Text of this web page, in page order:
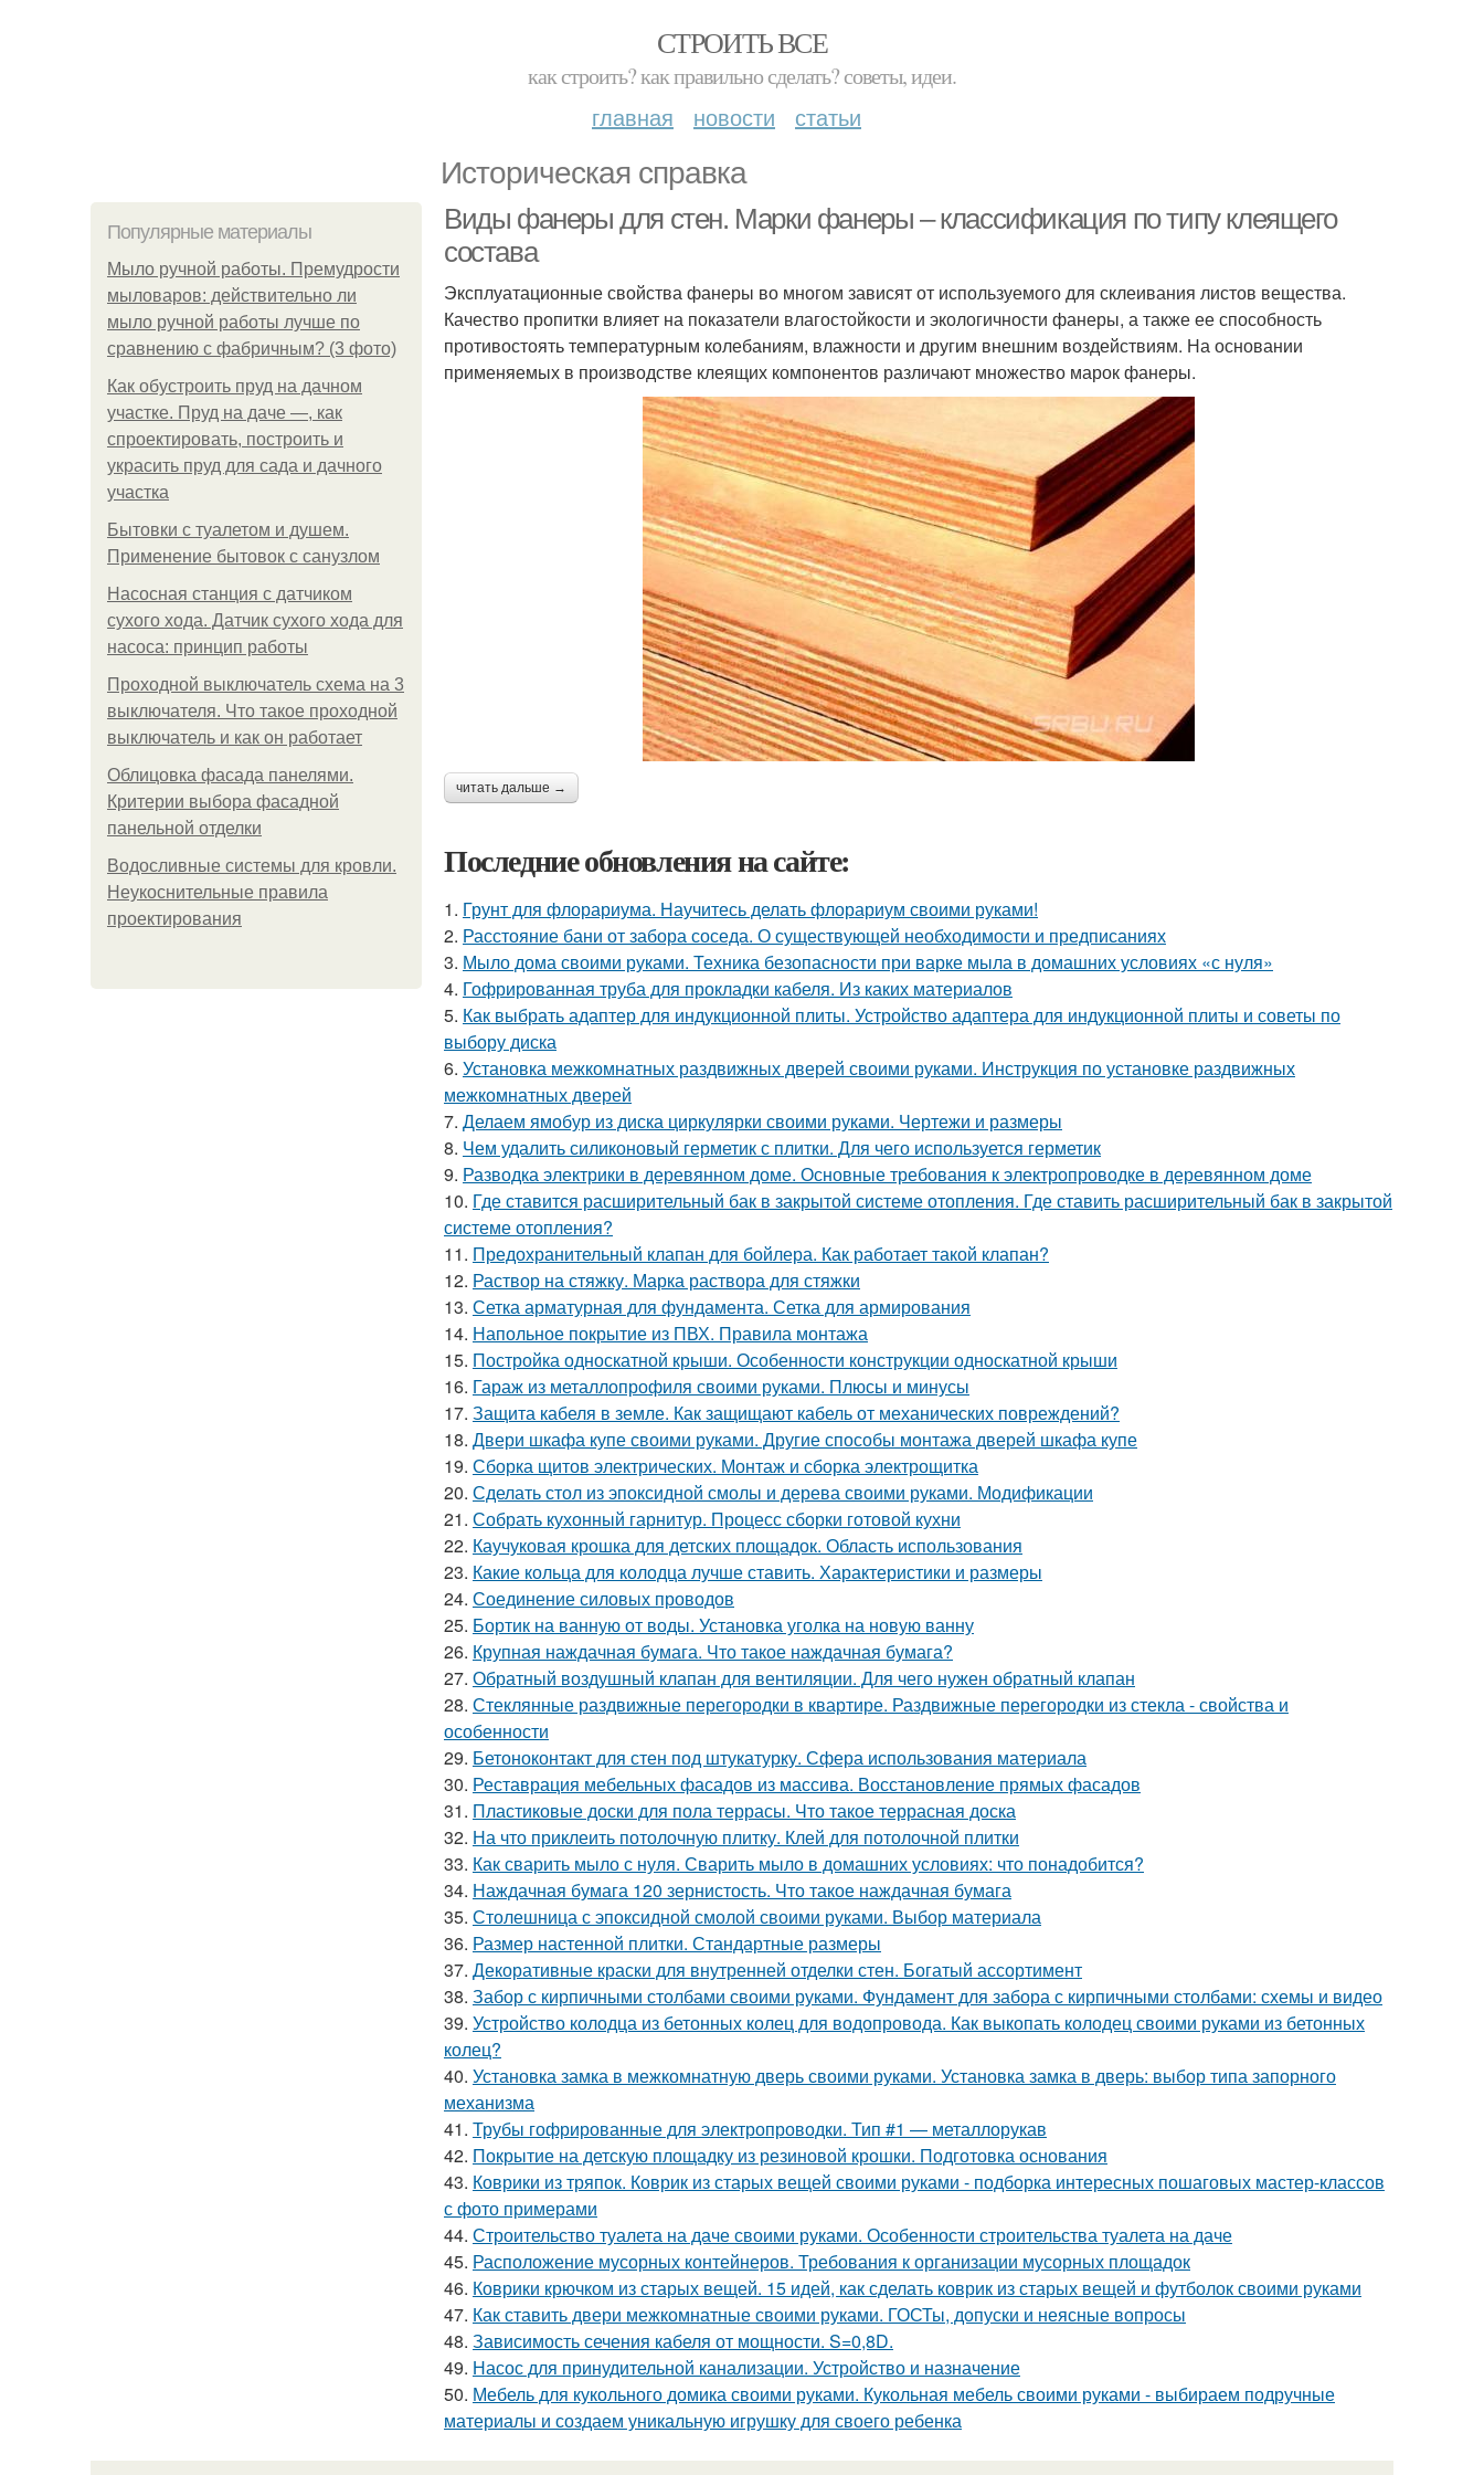
СТРОИТЬ ВСЕ
как строить? как правильно сделать? советы, идеи.
главная новости статьи
Историческая справка
Популярные материалы
Мыло ручной работы. Премудрости
мыловаров: действительно ли
мыло ручной работы лучше по
сравнению с фабричным? (3 фото)
Как обустроить пруд на дачном
участке. Пруд на даче —, как
спроектировать, построить и
украсить пруд для сада и дачного
участка
Бытовки с туалетом и душем.
Применение бытовок с санузлом
Насосная станция с датчиком
сухого хода. Датчик сухого хода для
насоса: принцип работы
Проходной выключатель схема на 3
выключателя. Что такое проходной
выключатель и как он работает
Облицовка фасада панелями.
Критерии выбора фасадной
панельной отделки
Водосливные системы для кровли.
Неукоснительные правила
проектирования
Виды фанеры для стен. Марки фанеры – классификация по типу клеящего
состава
Эксплуатационные свойства фанеры во многом зависят от используемого для склеивания листов вещества.
Качество пропитки влияет на показатели влагостойкости и экологичности фанеры, а также ее способность
противостоять температурным колебаниям, влажности и другим внешним воздействиям. На основании
применяемых в производстве клеящих компонентов различают множество марок фанеры.
читать дальше →
Последние обновления на сайте:
1. Грунт для флорариума. Научитесь делать флорариум своими руками!
2. Расстояние бани от забора соседа. О существующей необходимости и предписаниях
3. Мыло дома своими руками. Техника безопасности при варке мыла в домашних условиях «с нуля»
4. Гофрированная труба для прокладки кабеля. Из каких материалов
5. Как выбрать адаптер для индукционной плиты. Устройство адаптера для индукционной плиты и советы по
выбору диска
6. Установка межкомнатных раздвижных дверей своими руками. Инструкция по установке раздвижных
межкомнатных дверей
7. Делаем ямобур из диска циркулярки своими руками. Чертежи и размеры
8. Чем удалить силиконовый герметик с плитки. Для чего используется герметик
9. Разводка электрики в деревянном доме. Основные требования к электропроводке в деревянном доме
10. Где ставится расширительный бак в закрытой системе отопления. Где ставить расширительный бак в закрытой
системе отопления?
11. Предохранительный клапан для бойлера. Как работает такой клапан?
12. Раствор на стяжку. Марка раствора для стяжки
13. Сетка арматурная для фундамента. Сетка для армирования
14. Напольное покрытие из ПВХ. Правила монтажа
15. Постройка односкатной крыши. Особенности конструкции односкатной крыши
16. Гараж из металлопрофиля своими руками. Плюсы и минусы
17. Защита кабеля в земле. Как защищают кабель от механических повреждений?
18. Двери шкафа купе своими руками. Другие способы монтажа дверей шкафа купе
19. Сборка щитов электрических. Монтаж и сборка электрощитка
20. Сделать стол из эпоксидной смолы и дерева своими руками. Модификации
21. Собрать кухонный гарнитур. Процесс сборки готовой кухни
22. Каучуковая крошка для детских площадок. Область использования
23. Какие кольца для колодца лучше ставить. Характеристики и размеры
24. Соединение силовых проводов
25. Бортик на ванную от воды. Установка уголка на новую ванну
26. Крупная наждачная бумага. Что такое наждачная бумага?
27. Обратный воздушный клапан для вентиляции. Для чего нужен обратный клапан
28. Стеклянные раздвижные перегородки в квартире. Раздвижные перегородки из стекла - свойства и
особенности
29. Бетоноконтакт для стен под штукатурку. Сфера использования материала
30. Реставрация мебельных фасадов из массива. Восстановление прямых фасадов
31. Пластиковые доски для пола террасы. Что такое террасная доска
32. На что приклеить потолочную плитку. Клей для потолочной плитки
33. Как сварить мыло с нуля. Сварить мыло в домашних условиях: что понадобится?
34. Наждачная бумага 120 зернистость. Что такое наждачная бумага
35. Столешница с эпоксидной смолой своими руками. Выбор материала
36. Размер настенной плитки. Стандартные размеры
37. Декоративные краски для внутренней отделки стен. Богатый ассортимент
38. Забор с кирпичными столбами своими руками. Фундамент для забора с кирпичными столбами: схемы и видео
39. Устройство колодца из бетонных колец для водопровода. Как выкопать колодец своими руками из бетонных
колец?
40. Установка замка в межкомнатную дверь своими руками. Установка замка в дверь: выбор типа запорного
механизма
41. Трубы гофрированные для электропроводки. Тип #1 — металлорукав
42. Покрытие на детскую площадку из резиновой крошки. Подготовка основания
43. Коврики из тряпок. Коврик из старых вещей своими руками - подборка интересных пошаговых мастер-классов
с фото примерами
44. Строительство туалета на даче своими руками. Особенности строительства туалета на даче
45. Расположение мусорных контейнеров. Требования к организации мусорных площадок
46. Коврики крючком из старых вещей. 15 идей, как сделать коврик из старых вещей и футболок своими руками
47. Как ставить двери межкомнатные своими руками. ГОСТы, допуски и неясные вопросы
48. Зависимость сечения кабеля от мощности. S=0,8D.
49. Насос для принудительной канализации. Устройство и назначение
50. Мебель для кукольного домика своими руками. Кукольная мебель своими руками - выбираем подручные
материалы и создаем уникальную игрушку для своего ребенка